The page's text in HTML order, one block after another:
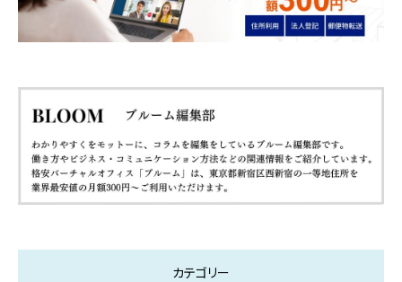
カテゴリー